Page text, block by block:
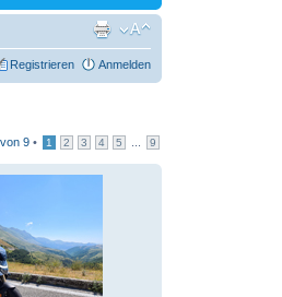
Registrieren Anmelden
von 9 • 1 2 3 4 5 9